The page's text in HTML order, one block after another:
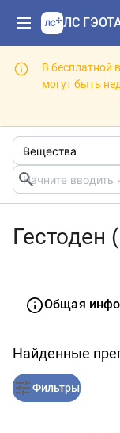
ЛС
В бесплатной
могут быть
Гестоден
Общая
Найденные
Фильтры